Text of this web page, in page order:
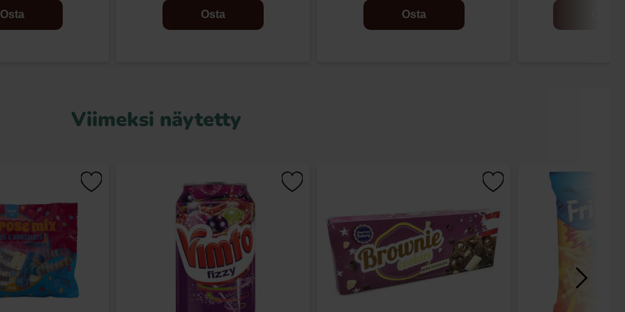
Osta Osta Osta
Viimeksi näytetty